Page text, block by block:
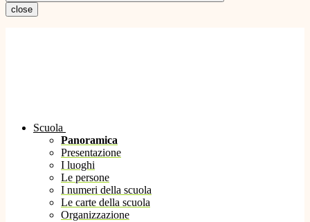
close
Scuola
Panoramica
Presentazione
I luoghi
Le persone
I numeri della scuola
Le carte della scuola
Organizzazione